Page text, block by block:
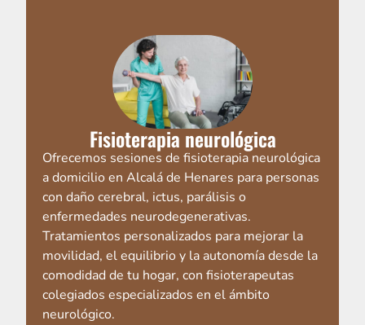
Fisioterapia neurológica
Ofrecemos sesiones de fisioterapia neurológica
a domicilio en Alcalá de Henares para personas
con daño cerebral, ictus, parálisis o
enfermedades neurodegenerativas.
Tratamientos personalizados para mejorar la
movilidad, el equilibrio y la autonomía desde la
comodidad de tu hogar, con fisioterapeutas
colegiados especializados en el ámbito
neurológico.